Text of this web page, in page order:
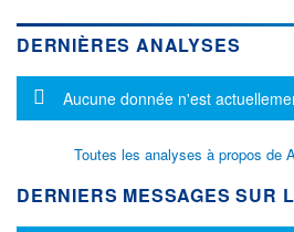
DERNIÈRES ANALYSES
Message d'information
Aucune donnée n'est
Toutes les analyses à propos de
DERNIERS MESSAGES SUR